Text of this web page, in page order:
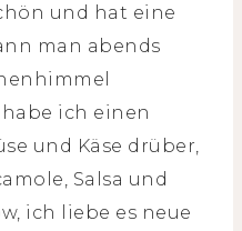
und hat eine
man abends
ich einen
und Käse drüber,
Salsa und
ich liebe es neue